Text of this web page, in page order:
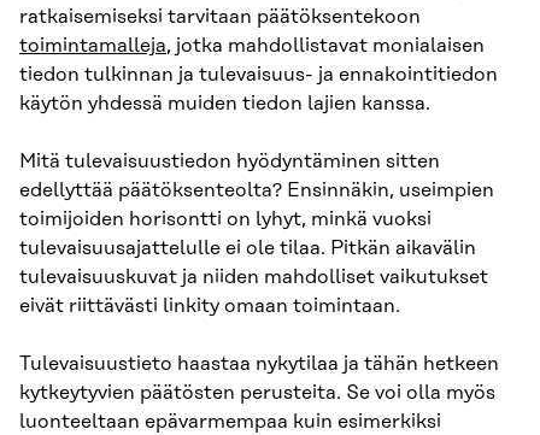
ratkaisemiseksi tarvitaan päätöksentekoon
toimintamalleja, jotka mahdollistavat monialaisen
tiedon tulkinnan ja tulevaisuus- ja ennakointitiedon
käytön yhdessä muiden tiedon lajien kanssa.
Mitä tulevaisuustiedon hyödyntäminen sitten
edellyttää päätöksenteolta? Ensinnäkin, useimpien
toimijoiden horisontti on lyhyt, minkä vuoksi
tulevaisuusajattelulle ei ole tilaa. Pitkän aikavälin
tulevaisuuskuvat ja niiden mahdolliset vaikutukset
eivät riittävästi linkity omaan toimintaan.
Tulevaisuustieto haastaa nykytilaa ja tähän hetkeen
kytkeytyvien päätösten perusteita. Se voi olla myös
luonteeltaan epävarmempaa kuin esimerkiksi